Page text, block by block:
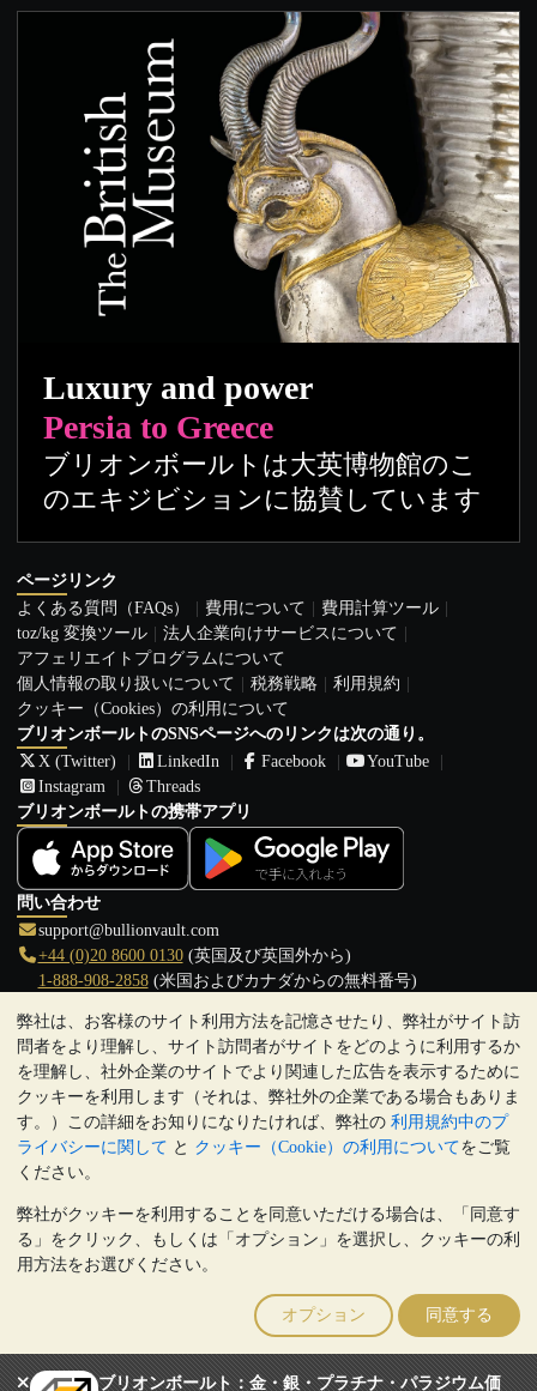
弊社は、お客様のサイト利用方法を記憶させたり、弊社がサイト訪
問者をより理解し、サイト訪問者がサイトをどのように利用するか
を理解し、社外企業のサイトでより関連した広告を表示するために
クッキーを利用します（それは、弊社外の企業である場合もありま
す。）この詳細をお知りになりたければ、弊社の 利用規約中のプ
ライバシーに関して と クッキー（Cookie）の利用についてをご覧
ください。
弊社がクッキーを利用することを同意いただける場合は、「同意す
る」をクリック、もしくは「オプション」を選択し、クッキーの利
用方法をお選びください。
オプション 同意する
ブリオンボールト：金・銀・プラチナ・パラジウム価
Luxury and power
Persia to Greece
ブリオンボールトは大英博物館のこ
のエキジビションに協賛しています
ページリンク
よくある質問（FAQs）
費用について
費用計算ツール
toz/kg 変換ツール
法人企業向けサービスについて
アフェリエイトプログラムについて
個人情報の取り扱いについて
税務戦略
利用規約
クッキー（Cookies）の利用について
ブリオンボールトのSNSページへのリンクは次の通り。
X (Twitter)
LinkedIn Facebook
YouTube
Instagram
Threads
ブリオンボールトの携帯アプリ
問い合わせ
support@bullionvault.com
+44 (0)20 8600 0130(英国及び英国外から)
1-888-908-2858(米国およびカナダからの無料番号)
クリックして通話を開始
営業時間:
9:00～20:30 (英国), 月曜日から金曜日
17:00～2:30（日本時間）, 月曜日から金曜日
Galmarley Ltd T/A BullionVault
3 Shortlands (7th Floor)
London
W6 8DA
United Kingdom
貴金属の価値は下落することもあれば上昇することもありま
す。過去の傾向は、将来の価格の動きを保証するものではありませ
ん。BullionVaultのウェブサイト上、もしくはBullionVaultとのコミ
ュニケーション上のいかなる内容も、投資に関する助言ではありま